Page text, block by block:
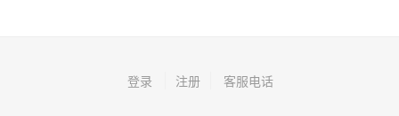
登录 注册 客服电话